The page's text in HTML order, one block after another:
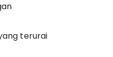
terurai